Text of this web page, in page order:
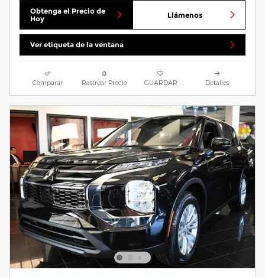
Obtenga el Precio de
Hoy
Llámenos
Ver etiqueta de la ventana
Comparar Rastrear Precio GUARDAR Detalles